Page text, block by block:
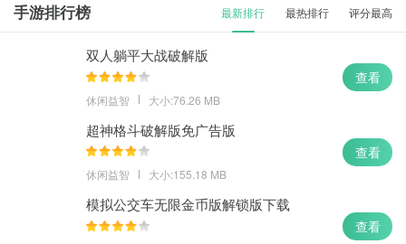
手游排行榜 最新排行 最热排行 评分最高
双人躺平大战破解版
休闲益智 大小:76.26 MB
查看
超神格斗破解版免广告版
休闲益智 大小:155.18 MB
查看
模拟公交车无限金币版解锁版下载
查看